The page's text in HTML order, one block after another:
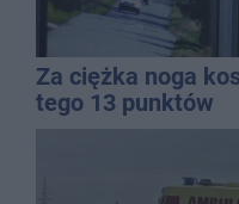
Za ciężka noga
tego 13 punktów